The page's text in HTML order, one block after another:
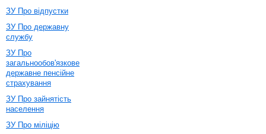
ЗУ Про відпустки
ЗУ Про державну
службу
ЗУ Про
загальнообов'язкове
державне пенсійне
страхування
ЗУ Про зайнятість
населення
ЗУ Про міліцію